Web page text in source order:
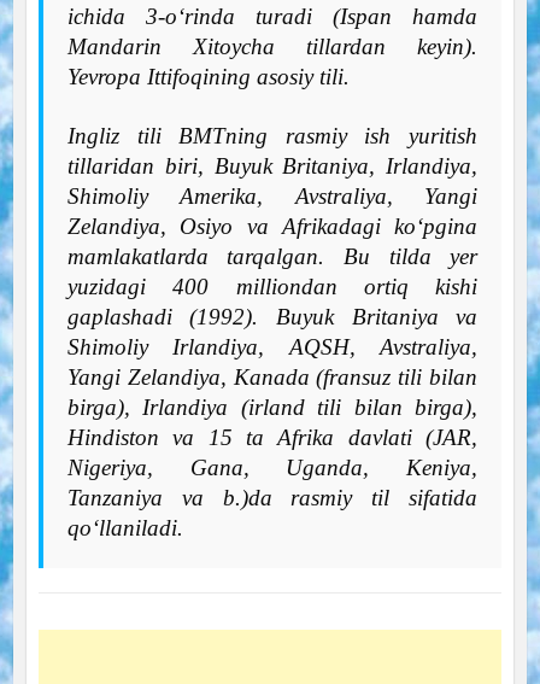
ichida 3-o‘rinda turadi (Ispan hamda
Mandarin Xitoycha tillardan keyin).
Yevropa Ittifoqining asosiy tili.
Ingliz tili BMTning rasmiy ish yuritish
tillaridan biri, Buyuk Britaniya, Irlandiya,
Shimoliy Amerika, Avstraliya, Yangi
Zelandiya, Osiyo va Afrikadagi ko‘pgina
mamlakatlarda tarqalgan. Bu tilda yer
yuzidagi 400 milliondan ortiq kishi
gaplashadi (1992). Buyuk Britaniya va
Shimoliy Irlandiya, AQSH, Avstraliya,
Yangi Zelandiya, Kanada (fransuz tili bilan
birga), Irlandiya (irland tili bilan birga),
Hindiston va 15 ta Afrika davlati (JAR,
Nigeriya, Gana, Uganda, Keniya,
Tanzaniya va b.)da rasmiy til sifatida
qo‘llaniladi.